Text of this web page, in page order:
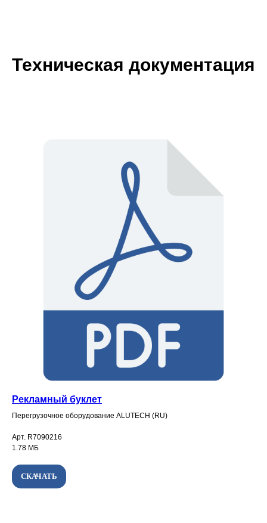
Техническая документация
Рекламный буклет
Перегрузочное оборудование ALUTECH (RU)
Арт. R7090216
1.78 МБ
СКАЧАТЬ